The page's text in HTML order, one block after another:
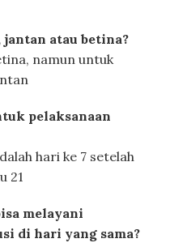
atau betina?
namun untuk
pelaksanaan
hari ke 7 setelah
21
melayani
di hari yang sama?